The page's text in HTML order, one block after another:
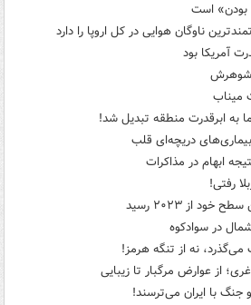
بودن» است
ناوگان هوایی در کل اروپا را دارد
آمریکا بود
شوهرش
اما به ابرقدرت منطقه تبدیل شد!
دریچه‌ای قلب
ابهام در مذاکرات
رفتی!
از ۲۰۲۳ رسید
در سوادکوه
نه از تنگه هرمز!
از عوارض مرگبار تا زیبایی
جنگ با ایران می‌ترسند!